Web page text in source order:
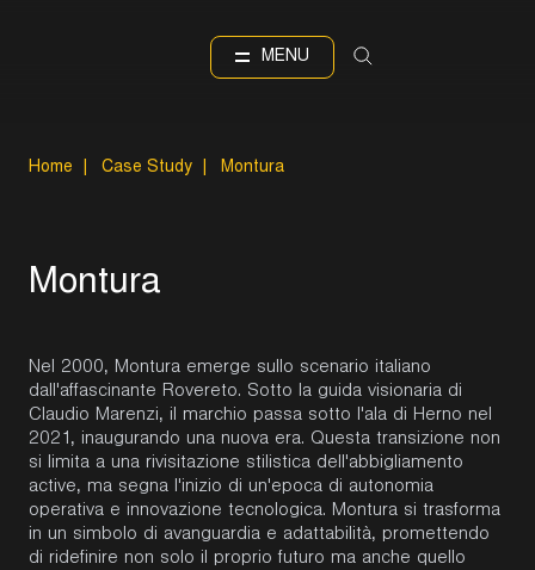
MENU
Language
IT
Home Case Study Montura
Montura
Nel 2000, Montura emerge sullo scenario italiano
dall'affascinante Rovereto. Sotto la guida visionaria di
Claudio Marenzi, il marchio passa sotto l'ala di Herno nel
2021, inaugurando una nuova era. Questa transizione non
si limita a una rivisitazione stilistica dell'abbigliamento
active, ma segna l'inizio di un'epoca di autonomia
operativa e innovazione tecnologica. Montura si trasforma
in un simbolo di avanguardia e adattabilità, promettendo
di ridefinire non solo il proprio futuro ma anche quello